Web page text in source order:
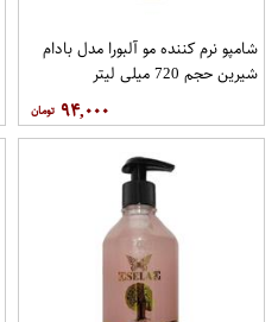
شامپو نرم کننده مو آلبورا مدل بادام
شیرین حجم 720 میلی لیتر
۹۴,۰۰۰